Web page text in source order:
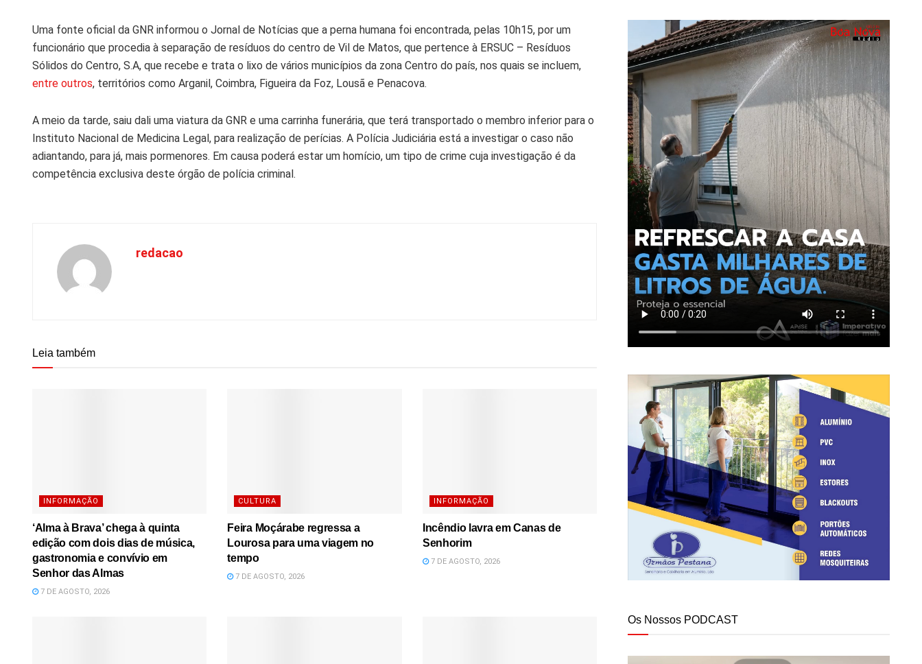
Uma fonte oficial da GNR informou o Jornal de Notícias que a perna humana foi encontrada, pelas 10h15, por um
funcionário que procedia à separação de resíduos do centro de Vil de Matos, que pertence à ERSUC – Resíduos
Sólidos do Centro, S.A, que recebe e trata o lixo de vários municípios da zona Centro do país, nos quais se incluem,
entre outros, territórios como Arganil, Coimbra, Figueira da Foz, Lousã e Penacova.
A meio da tarde, saiu dali uma viatura da GNR e uma carrinha funerária, que terá transportado o membro inferior para o
Instituto Nacional de Medicina Legal, para realização de perícias. A Polícia Judiciária está a investigar o caso não
adiantando, para já, mais pormenores. Em causa poderá estar um homício, um tipo de crime cuja investigação é da
competência exclusiva deste órgão de polícia criminal.
redacao
Leia também
INFORMAÇÃO
‘Alma à Brava’ chega à quinta
edição com dois dias de música,
gastronomia e convívio em
Senhor das Almas
7 DE AGOSTO, 2026
CULTURA
Feira Moçárabe regressa a
Lourosa para uma viagem no
tempo
7 DE AGOSTO, 2026
INFORMAÇÃO
Incêndio lavra em Canas de
Senhorim
7 DE AGOSTO, 2026
Os Nossos PODCAST